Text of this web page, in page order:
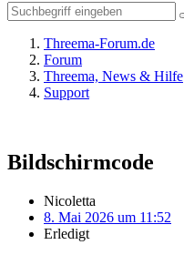
Threema-Forum.de
Forum
Threema, News & Hilfe
Support
Bildschirmcode
Nicoletta
8. Mai 2026 um 11:52
Erledigt